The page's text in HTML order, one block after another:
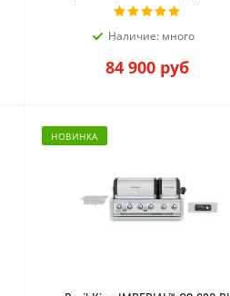
Наличие: много
84 900 руб
НОВИНКА